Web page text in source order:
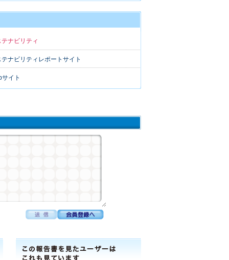
ナビリティ
ナビリティレポートサイト
イト